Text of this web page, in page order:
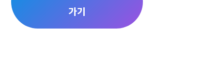
가기